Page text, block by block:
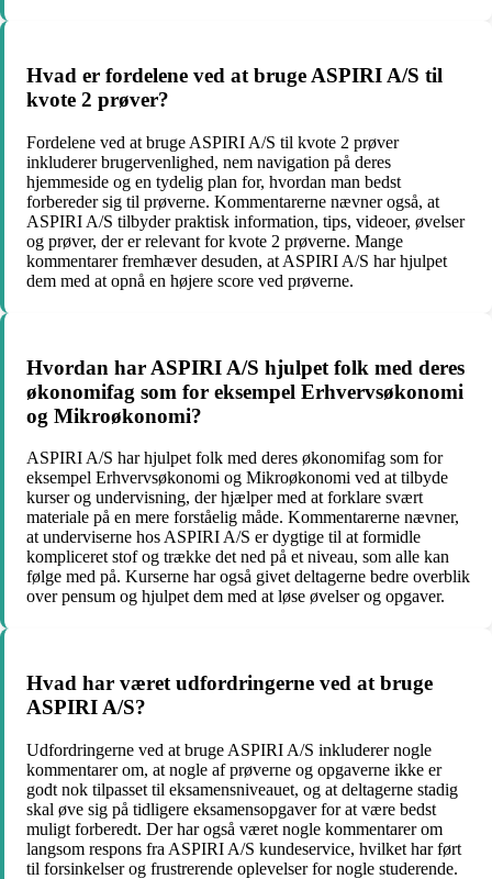
Hvad er fordelene ved at bruge ASPIRI A/S til
kvote 2 prøver?
Fordelene ved at bruge ASPIRI A/S til kvote 2 prøver
inkluderer brugervenlighed, nem navigation på deres
hjemmeside og en tydelig plan for, hvordan man bedst
forbereder sig til prøverne. Kommentarerne nævner også, at
ASPIRI A/S tilbyder praktisk information, tips, videoer, øvelser
og prøver, der er relevant for kvote 2 prøverne. Mange
kommentarer fremhæver desuden, at ASPIRI A/S har hjulpet
dem med at opnå en højere score ved prøverne.
Hvordan har ASPIRI A/S hjulpet folk med deres
økonomifag som for eksempel Erhvervsøkonomi
og Mikroøkonomi?
ASPIRI A/S har hjulpet folk med deres økonomifag som for
eksempel Erhvervsøkonomi og Mikroøkonomi ved at tilbyde
kurser og undervisning, der hjælper med at forklare svært
materiale på en mere forståelig måde. Kommentarerne nævner,
at underviserne hos ASPIRI A/S er dygtige til at formidle
kompliceret stof og trække det ned på et niveau, som alle kan
følge med på. Kurserne har også givet deltagerne bedre overblik
over pensum og hjulpet dem med at løse øvelser og opgaver.
Hvad har været udfordringerne ved at bruge
ASPIRI A/S?
Udfordringerne ved at bruge ASPIRI A/S inkluderer nogle
kommentarer om, at nogle af prøverne og opgaverne ikke er
godt nok tilpasset til eksamensniveauet, og at deltagerne stadig
skal øve sig på tidligere eksamensopgaver for at være bedst
muligt forberedt. Der har også været nogle kommentarer om
langsom respons fra ASPIRI A/S kundeservice, hvilket har ført
til forsinkelser og frustrerende oplevelser for nogle studerende.